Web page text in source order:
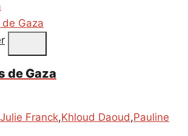
de Gaza
Julie Franck,Khloud Daoud,Pauline